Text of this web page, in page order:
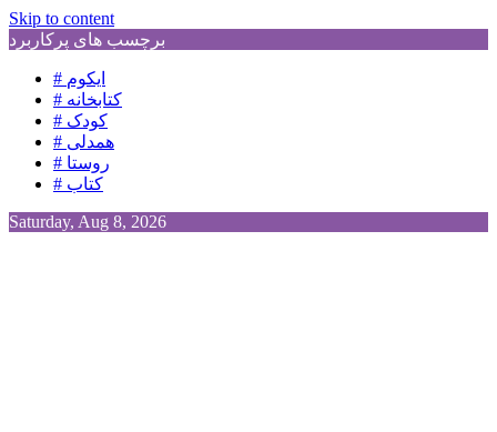
Skip to content
برچسب های پرکاربرد
# ایکوم
# کتابخانه
# کودک
# همدلی
# روستا
# کتاب
Saturday, Aug 8, 2026